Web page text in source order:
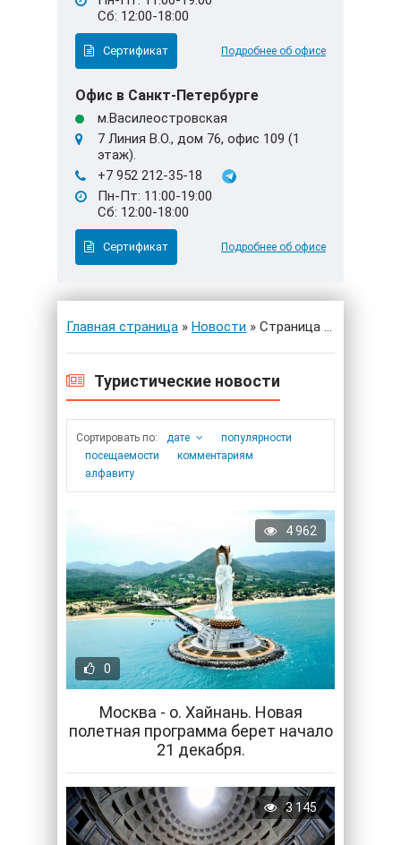
Сб: 12:00-18:00
Сертификат Подробнее об офисе
Офис в Санкт-Петербурге
м.Василеостровская
7 Линия В.О., дом 76, офис 109 (1
этаж).
+7 952 212-35-18
Пн-Пт: 11:00-19:00
Сб: 12:00-18:00
Сертификат Подробнее об офисе
Главная страница » Новости » Страница 12
Туристические новости
дате
популярности
посещаемости
комментариям
алфавиту
0
4 962
Москва - о. Хайнань. Новая
полетная программа берет начало
21 декабря.
3 145